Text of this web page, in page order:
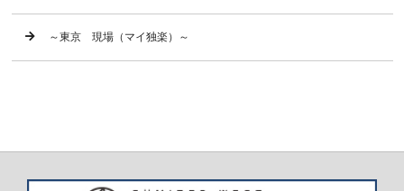
～東京 現場（マイ独楽）～